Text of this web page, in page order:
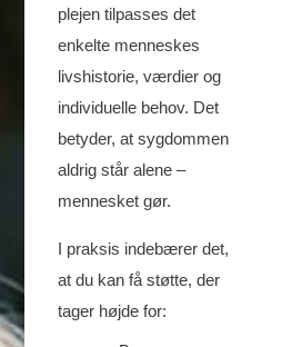
plejen tilpasses det
enkelte menneskes
livshistorie, værdier og
individuelle behov. Det
betyder, at sygdommen
aldrig står alene –
mennesket gør.
I praksis indebærer det,
at du kan få støtte, der
tager højde for: